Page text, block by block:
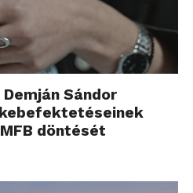
Sándor
döntését